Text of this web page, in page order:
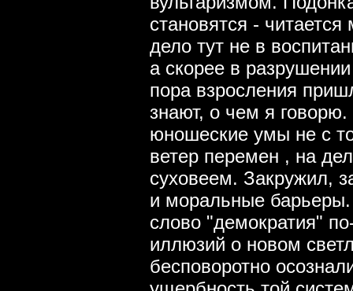
становятся -
дело тут не в
а скорее в
пора взросления
знают, о чем я
юношеские умы не с
ветер перемен , на
суховеем. Закружил,
и моральные
слово "демократия"
иллюзий о новом
бесповоротно